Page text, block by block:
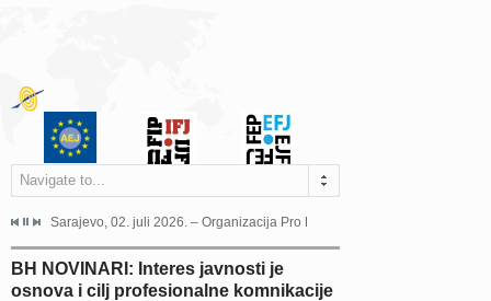
Navigate to...
Grada Sarajeva povodom Dana Sarajeva dugogodišnjoj...
Sarajevo, 02. juli 2026. – Organizacija Pro Educa juče je uspješno
BH NOVINARI: Interes javnosti je
osnova i cilj profesionalne komnikacije